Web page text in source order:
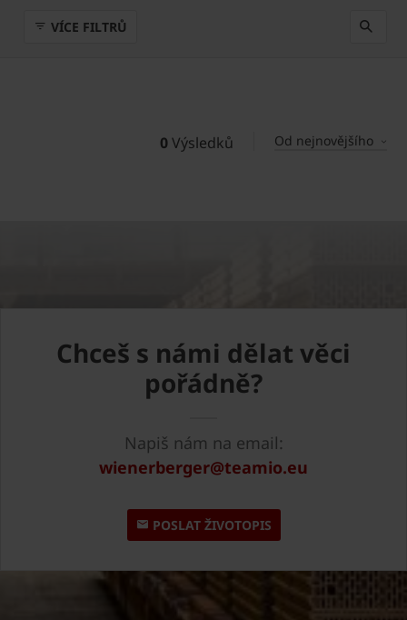
VÍCE FILTRŮ
0Výsledků Od nejnovějšího
Chceš s námi dělat věci
pořádně?
Napiš nám na email:
wienerberger@teamio.eu
POSLAT ŽIVOTOPIS